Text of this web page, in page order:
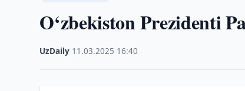
O‘zbekiston Prezidenti
UzDaily 11.03.2025 16:40